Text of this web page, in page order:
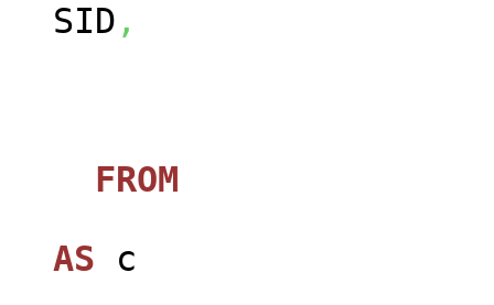
SID ,
FROM
AS c